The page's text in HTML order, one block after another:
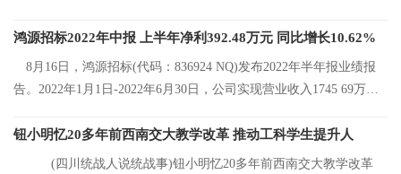
鸿源招标2022年中报 上半年净利392.48万元 同比增长10.62%
8月16日，鸿源招标(代码：836924 NQ)发布2022年半年报业绩报
告。2022年1月1日-2022年6月30日，公司实现营业收入1745 69万
钮小明忆20多年前西南交大教学改革 推动工科学生提升人
(四川统战人说统战事)钮小明忆20多年前西南交大教学改革